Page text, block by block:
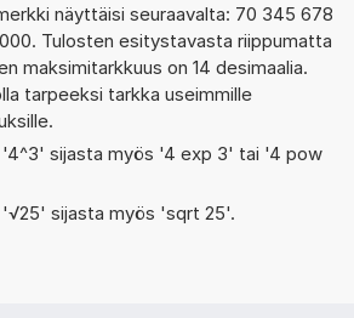
näyttäisi seuraavalta: 70 345 678
Tulosten esitystavasta riippumatta
maksimitarkkuus on 14 desimaalia.
tarpeeksi tarkka useimmille
sijasta myös '4 exp 3' tai '4 pow
sijasta myös 'sqrt 25'.